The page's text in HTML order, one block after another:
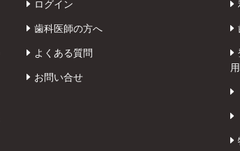
ログイン
歯科医師の方へ
よくある質問
お問い合せ